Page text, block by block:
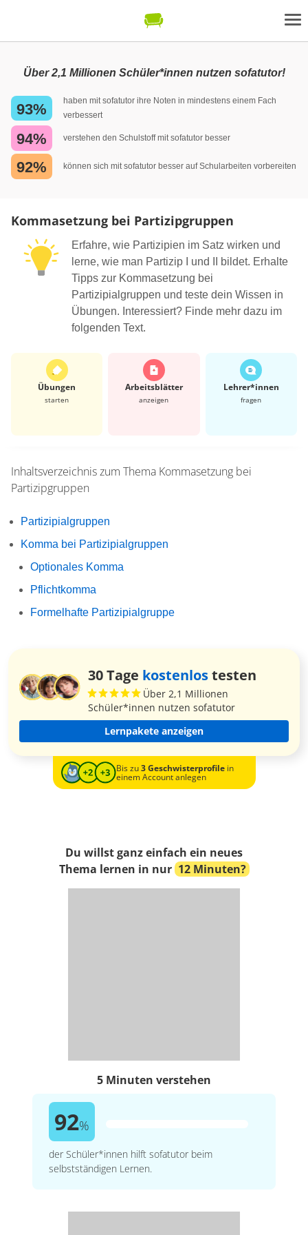
Über 2,1 Millionen Schüler*innen nutzen sofatutor!
93%
haben mit sofatutor ihre Noten in mindestens einem Fach
verbessert
94% verstehen den Schulstoff mit sofatutor besser
92% können sich mit sofatutor besser auf Schularbeiten vorbereiten
Kommasetzung bei Partizipgruppen
Erfahre, wie Partizipien im Satz wirken und
lerne, wie man Partizip I und II bildet. Erhalte
Tipps zur Kommasetzung bei
Partizipialgruppen und teste dein Wissen in
Übungen. Interessiert? Finde mehr dazu im
folgenden Text.
Übungen
starten
Arbeits­blätter
anzeigen
Lehrer*​innen
fragen
Inhaltsverzeichnis zum Thema Kommasetzung bei
Partizipgruppen
Partizipialgruppen
Komma bei Partizipialgruppen
Optionales Komma
Pflichtkomma
Formelhafte Partizipialgruppe
30 Tage kostenlostesten
Über 2,1 Millionen
Schüler*innen nutzen sofatutor
Lernpakete anzeigen
Bis zu3 Geschwisterprofilein
einem Account anlegen
Du willst ganz einfach ein neues
Thema lernen in nur 12 Minuten?
5 Minuten verstehen
92%
der Schüler*innen hilft sofatutor beim
selbstständigen Lernen.